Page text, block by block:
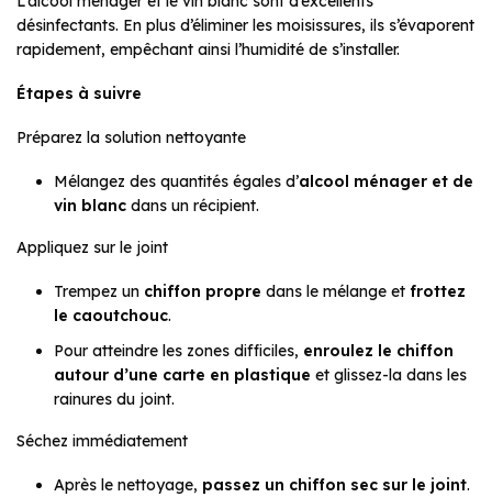
désinfectants. En plus d’éliminer les moisissures, ils s’évaporent
rapidement, empêchant ainsi l’humidité de s’installer.
Étapes à suivre
Préparez la solution nettoyante
Mélangez des quantités égales d’alcool ménager et de
vin blanc dans un récipient.
Appliquez sur le joint
Trempez un chiffon propre dans le mélange et frottez
le caoutchouc.
Pour atteindre les zones difficiles, enroulez le chiffon
autour d’une carte en plastique et glissez-la dans les
rainures du joint.
Séchez immédiatement
Après le nettoyage, passez un chiffon sec sur le joint.